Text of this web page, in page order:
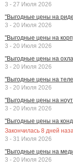
3 - 27 Июля 2026
"Выгодные цены на
3 - 20 Июля 2026
"Выгодные цены на
3 - 20 Июля 2026
"Выгодные цены на
3 - 20 Июля 2026
"Выгодные цены на
3 - 20 Июля 2026
"Выгодные цены на
3 - 20 Июля 2026
"Выгодные цены на
Закончилась 8 дней
3 - 31 Июля 2026
"Выгодные цены на
3 - 20 Июля 2026